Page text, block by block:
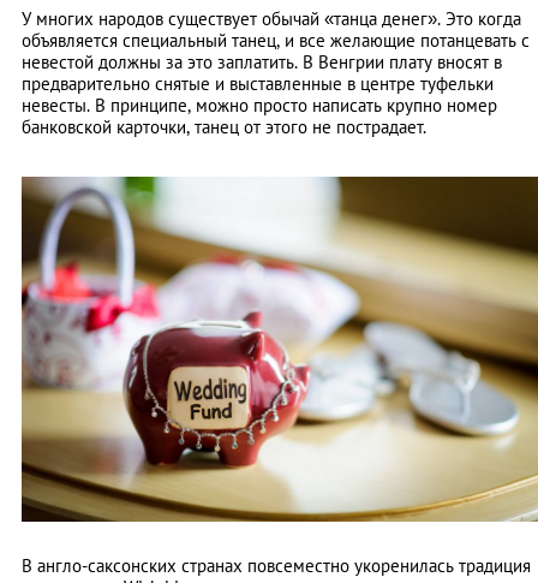
У многих народов существует обычай «танца денег». Это когда
объявляется специальный танец, и все желающие потанцевать с
невестой должны за это заплатить. В Венгрии плату вносят в
предварительно снятые и выставленные в центре туфельки
невесты. В принципе, можно просто написать крупно номер
банковской карточки, танец от этого не пострадает.
В англо-саксонских странах повсеместно укоренилась традиция